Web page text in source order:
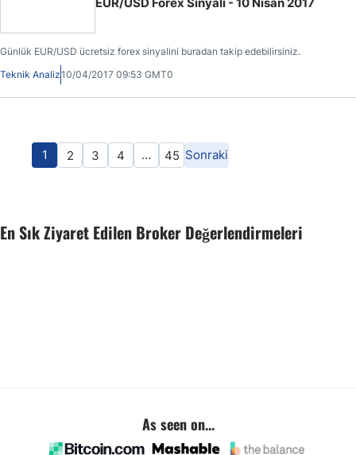
Günlük EUR/USD ücretsiz forex sinyalini buradan takip edebilirsiniz.
Teknik Analiz10/04/2017 09:53 GMT0
1 2 3 4 … 45 Sonraki
En Sık Ziyaret Edilen Broker Değerlendirmeleri
As seen on...